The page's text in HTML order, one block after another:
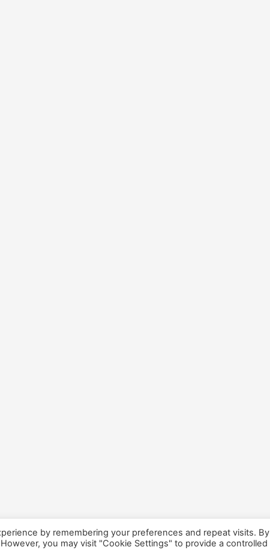
by remembering your preferences and repeat visits. By
you may visit "Cookie Settings" to provide a controlled